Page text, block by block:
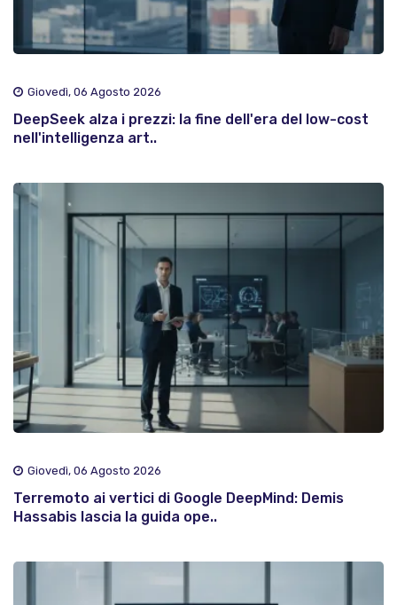
Giovedì, 06 Agosto 2026
DeepSeek alza i prezzi: la fine dell'era del low-cost
nell'intelligenza art..
Giovedì, 06 Agosto 2026
Terremoto ai vertici di Google DeepMind: Demis
Hassabis lascia la guida ope..